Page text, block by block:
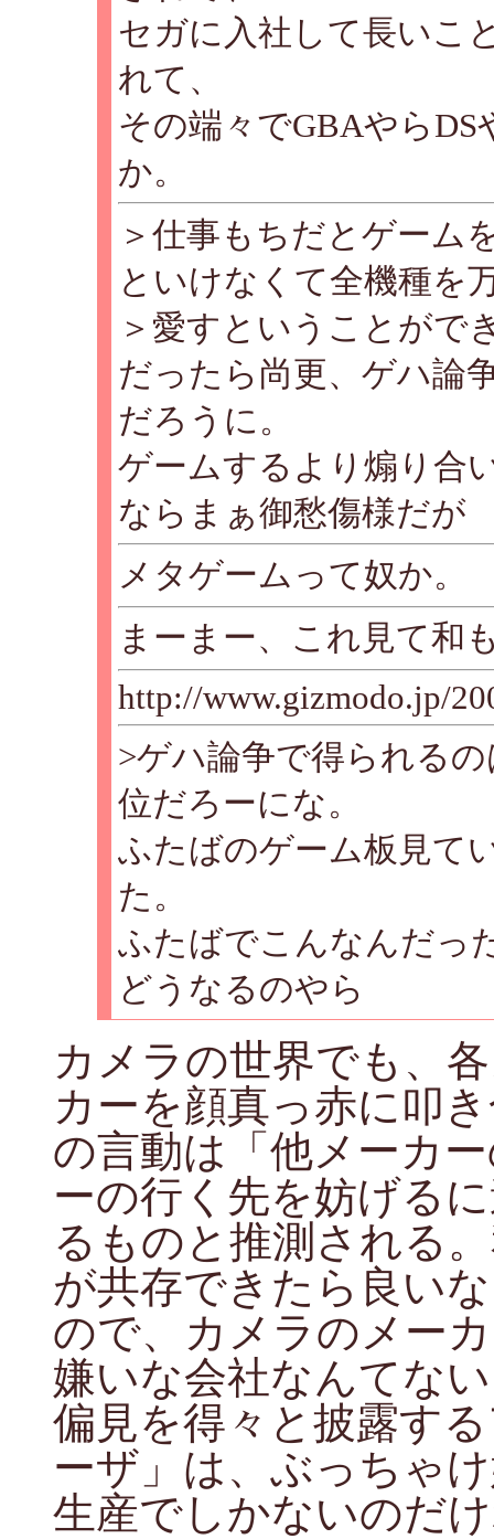
セガに入社して長いこ
れて、
その端々でGBAやら
か。
＞仕事もちだとゲーム
といけなくて全機種を
＞愛すということがで
だったら尚更、ゲハ論
だろうに。
ゲームするより煽り合
ならまぁ御愁傷様だが
メタゲームって奴か。
まーまー、これ見て和
http://www.gizmodo.jp/
>ゲハ論争で得られる
位だろーにな。
ふたばのゲーム板見て
た。
ふたばでこんなんだっ
どうなるのやら
カメラの世界でも、
カーを顔真っ赤に叩
の言動は「他メーカ
ーの行く先を妨げる
るものと推測される
が共存できたら良い
ので、カメラのメー
嫌いな会社なんてな
偏見を得々と披露す
ーザ」は、ぶっちゃ
生産でしかないのだ